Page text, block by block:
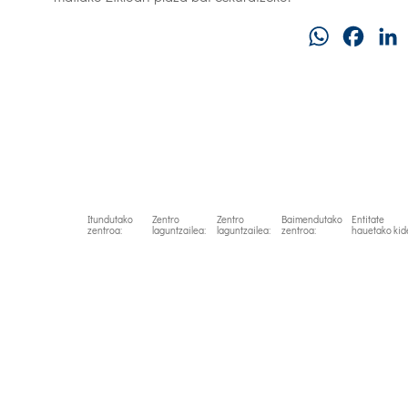
WhatsApp
Itundutako
zentroa:
Zentro
laguntzailea:
Zentro
laguntzailea:
Baimendutako
zentroa:
Entitate
hauetako